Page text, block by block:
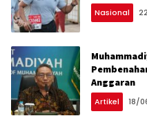
Nasional
Anggaran
Artikel 18/